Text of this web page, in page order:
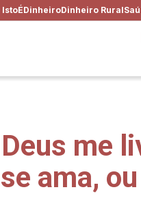
IstoÉDinheiroDinheiro Rural
me
ama,